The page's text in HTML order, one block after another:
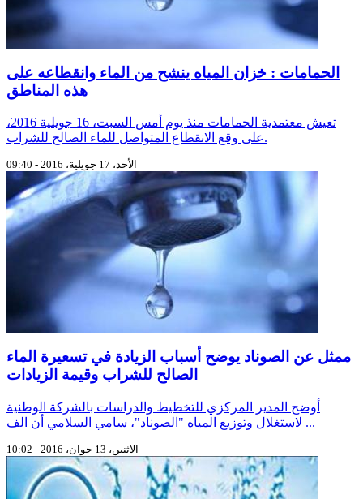
الحمامات : خزان المياه ينشح من الماء وانقطاعه على
هذه المناطق
تعيش معتمدية الحمامات منذ يوم أمس السبت، 16 جويلية 2016،
على وقع الانقطاع المتواصل للماء الصالح للشراب.
الأحد، 17 جويلية، 2016 - 09:40
ممثل عن الصوناد يوضح أسباب الزيادة في تسعيرة الماء
الصالح للشراب وقيمة الزيادات
أوضح المدير المركزي للتخطيط والدراسات بالشركة الوطنية
لاستغلال وتوزيع المياه "الصوناد"، سامي السلامي أن الف ...
الاثنين، 13 جوان، 2016 - 10:02